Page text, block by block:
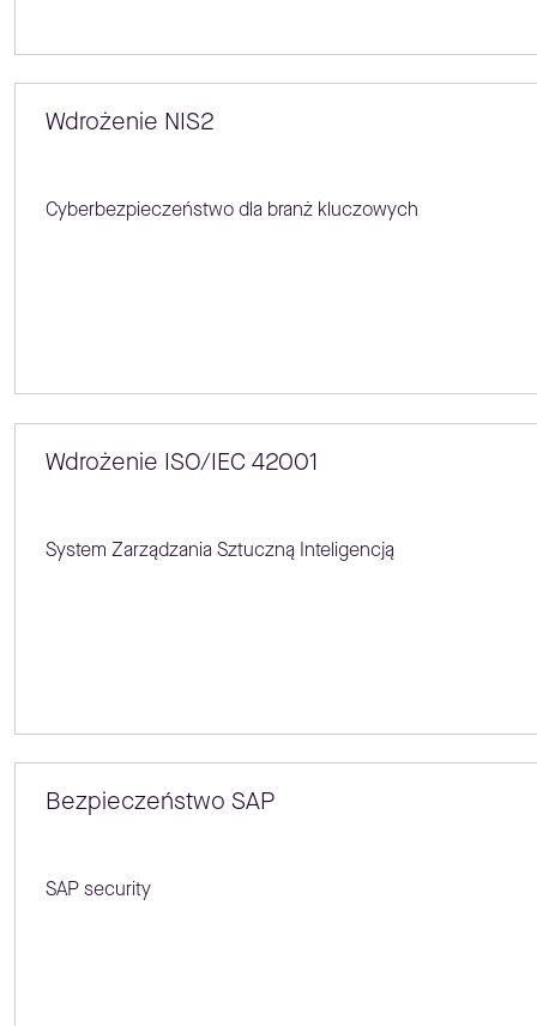
Wdrożenie NIS2
Cyberbezpieczeństwo dla branż kluczowych
Wdrożenie ISO/IEC 42001
System Zarządzania Sztuczną Inteligencją
Bezpieczeństwo SAP
SAP security